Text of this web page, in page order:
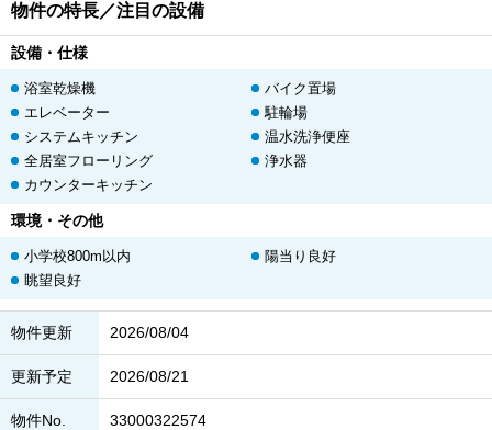
物件の特長／注目の設備
設備・仕様
浴室乾燥機
バイク置場
エレベーター
駐輪場
システムキッチン
温水洗浄便座
全居室フローリング
浄水器
カウンターキッチン
環境・その他
小学校800m以内
陽当り良好
眺望良好
物件更新 2026/08/04
更新予定 2026/08/21
物件No. 33000322574